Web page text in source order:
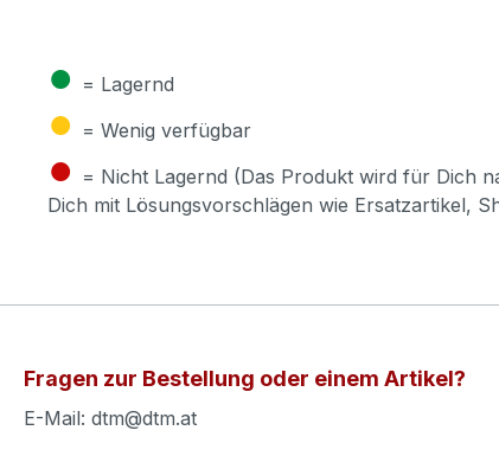
● = Lagernd
● = Wenig verfügbar
● = Nicht Lagernd (Das Produkt wird für Dich
Dich mit Lösungsvorschlägen wie Ersatzartikel,
Fragen zur Bestellung oder einem Artikel?
E-Mail: dtm@dtm.at